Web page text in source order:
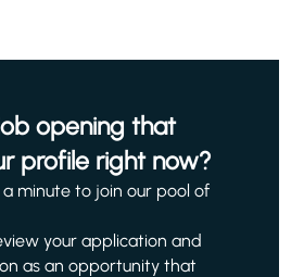
opening that
profile right now?
minute to join our pool of
your application and
as an opportunity that